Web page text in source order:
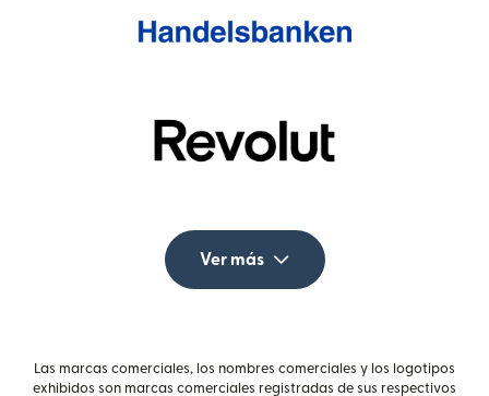
Ver más
Las marcas comerciales, los nombres comerciales y los logotipos
exhibidos son marcas comerciales registradas de sus respectivos